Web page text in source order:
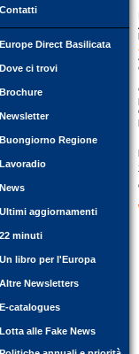
Contatti
Europe Direct Basilicata
Dove ci trovi
Brochure
Newsletter
Buongiorno Regione
Lavoradio
News
Ultimi aggiornamenti
22 minuti
Un libro per l'Europa
Altre Newsletters
E-catalogues
Lotta alle Fake News